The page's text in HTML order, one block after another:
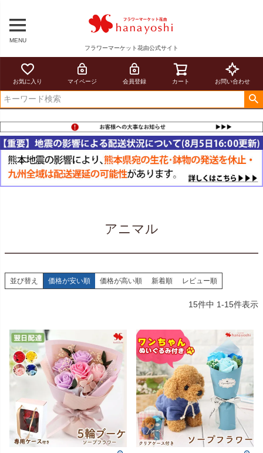
MENU
フラワーマーケット花由公式サイト
お気に入り マイページ 会員登録 カート お問い合わせ
アニマル
並び替え 価格が安い順 価格が高い順 新着順 レビュー順
15件中 1-15件表示